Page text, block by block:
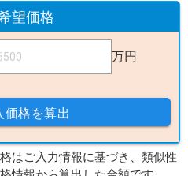
望価格
万円
価格を算出
はご入力情報に基づき、類似性